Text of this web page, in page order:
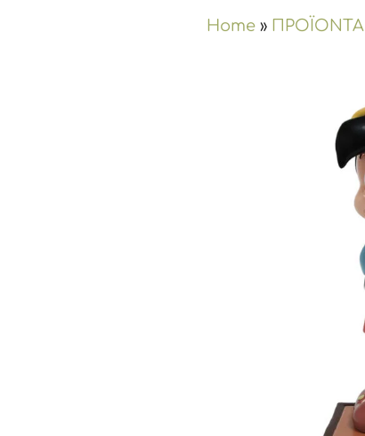
Home » ΠΡΟΪΟΝΤΑ